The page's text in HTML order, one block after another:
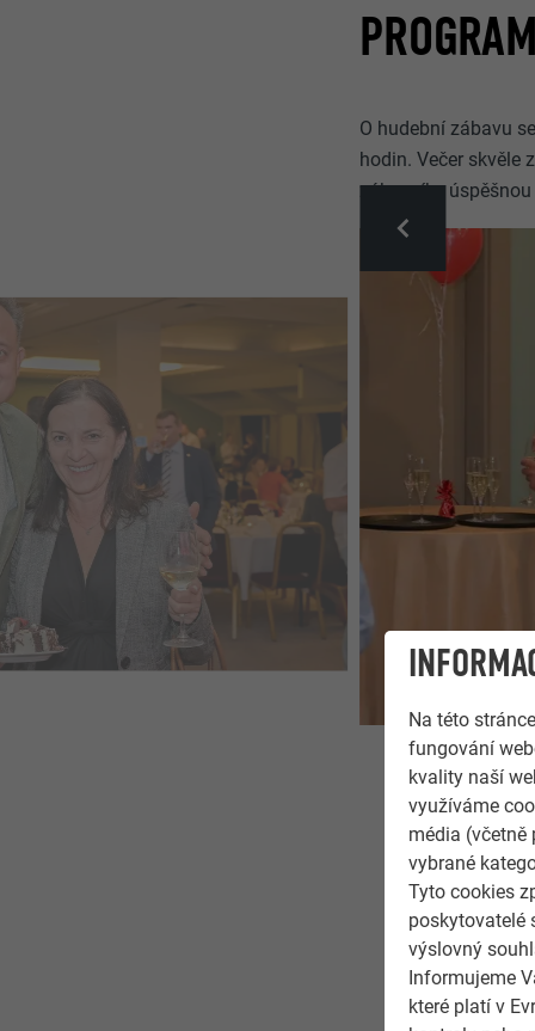
Na této
fungování
kvality naší
využíváme
média (včetně
vybrané
Tyto cookies
poskytovatelé
výslovný
Informujeme
které platí v
O hudební zábavu
hodin. Večer skvěle
zákazníky